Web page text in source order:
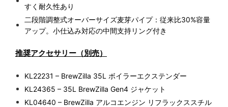
すく耐久性あり
二段階調整式オーバーサイズ麦芽パイプ：従来比30%容量
アップ。小仕込み対応の中間支持リング付き
推奨アクセサリー（別売）
KL22231 – BrewZilla 35L ボイラーエクステンダー
KL24365 – 35L BrewZilla Gen4 ジャケット
KL04640 – BrewZilla アルコエンジン リフラックススチル